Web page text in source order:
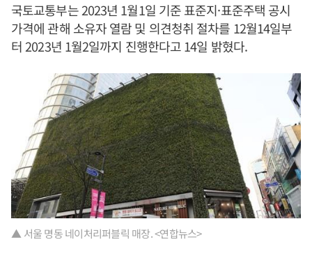
국토교통부는 2023년 1월1일 기준 표준지·표준주택 공시
가격에 관해 소유자 열람 및 의견청취 절차를 12월14일부
터 2023년 1월2일까지 진행한다고 14일 밝혔다.
▲ 서울 명동 네이처리퍼블릭 매장. <연합뉴스>